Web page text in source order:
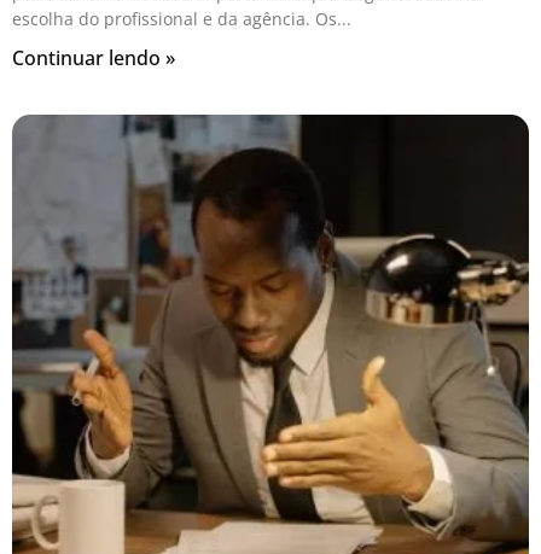
escolha do profissional e da agência. Os
Continuar lendo »